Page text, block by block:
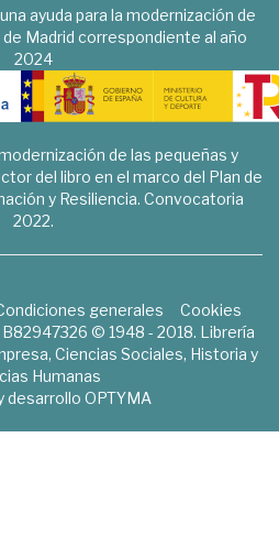
ayuda para la modernización de
Madrid correspondiente al año
2024
de las pequeñas y
del libro en el marco del Plan de
y Resiliencia. Convocatoria
2022.
generales
Cookies
© 1948 - 2018. Librería
Ciencias Sociales, Historia y
Humanas
desarrollo OPTYMA